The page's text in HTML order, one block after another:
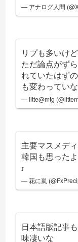
— アナログ人間
リプも多いけ
ただ論点がず
れていたはず
も変わってい
— litte@mtg
主要マスメデ
韓国も思った
r
— 花に嵐
日本語版記事
味凄いな